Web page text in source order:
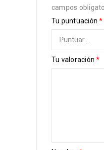
campos
Tu puntuación*
Tu valoración*